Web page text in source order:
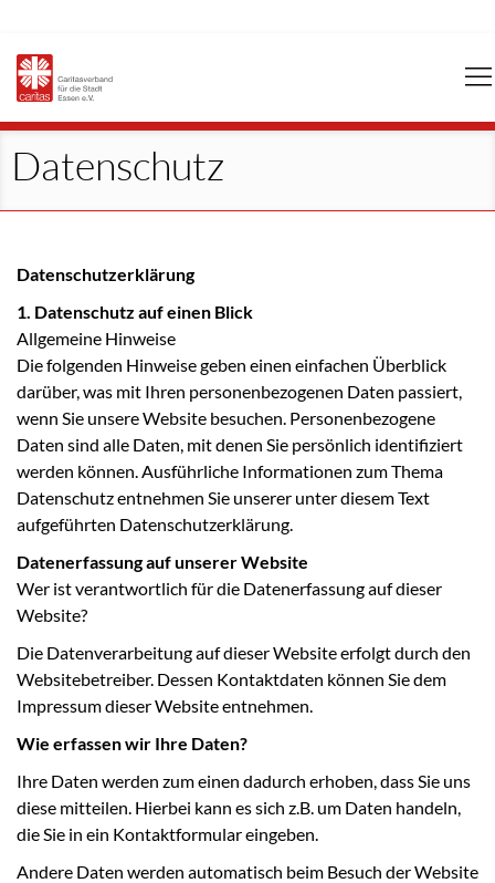
Datenschutz
Datenschutzerklärung
1. Datenschutz auf einen Blick
Allgemeine Hinweise
Die folgenden Hinweise geben einen einfachen Überblick
darüber, was mit Ihren personenbezogenen Daten passiert,
wenn Sie unsere Website besuchen. Personenbezogene
Daten sind alle Daten, mit denen Sie persönlich identifiziert
werden können. Ausführliche Informationen zum Thema
Datenschutz entnehmen Sie unserer unter diesem Text
aufgeführten Datenschutzerklärung.
Datenerfassung auf unserer Website
Wer ist verantwortlich für die Datenerfassung auf dieser
Website?
Die Datenverarbeitung auf dieser Website erfolgt durch den
Websitebetreiber. Dessen Kontaktdaten können Sie dem
Impressum dieser Website entnehmen.
Wie erfassen wir Ihre Daten?
Ihre Daten werden zum einen dadurch erhoben, dass Sie uns
diese mitteilen. Hierbei kann es sich z.B. um Daten handeln,
die Sie in ein Kontaktformular eingeben.
Andere Daten werden automatisch beim Besuch der Website